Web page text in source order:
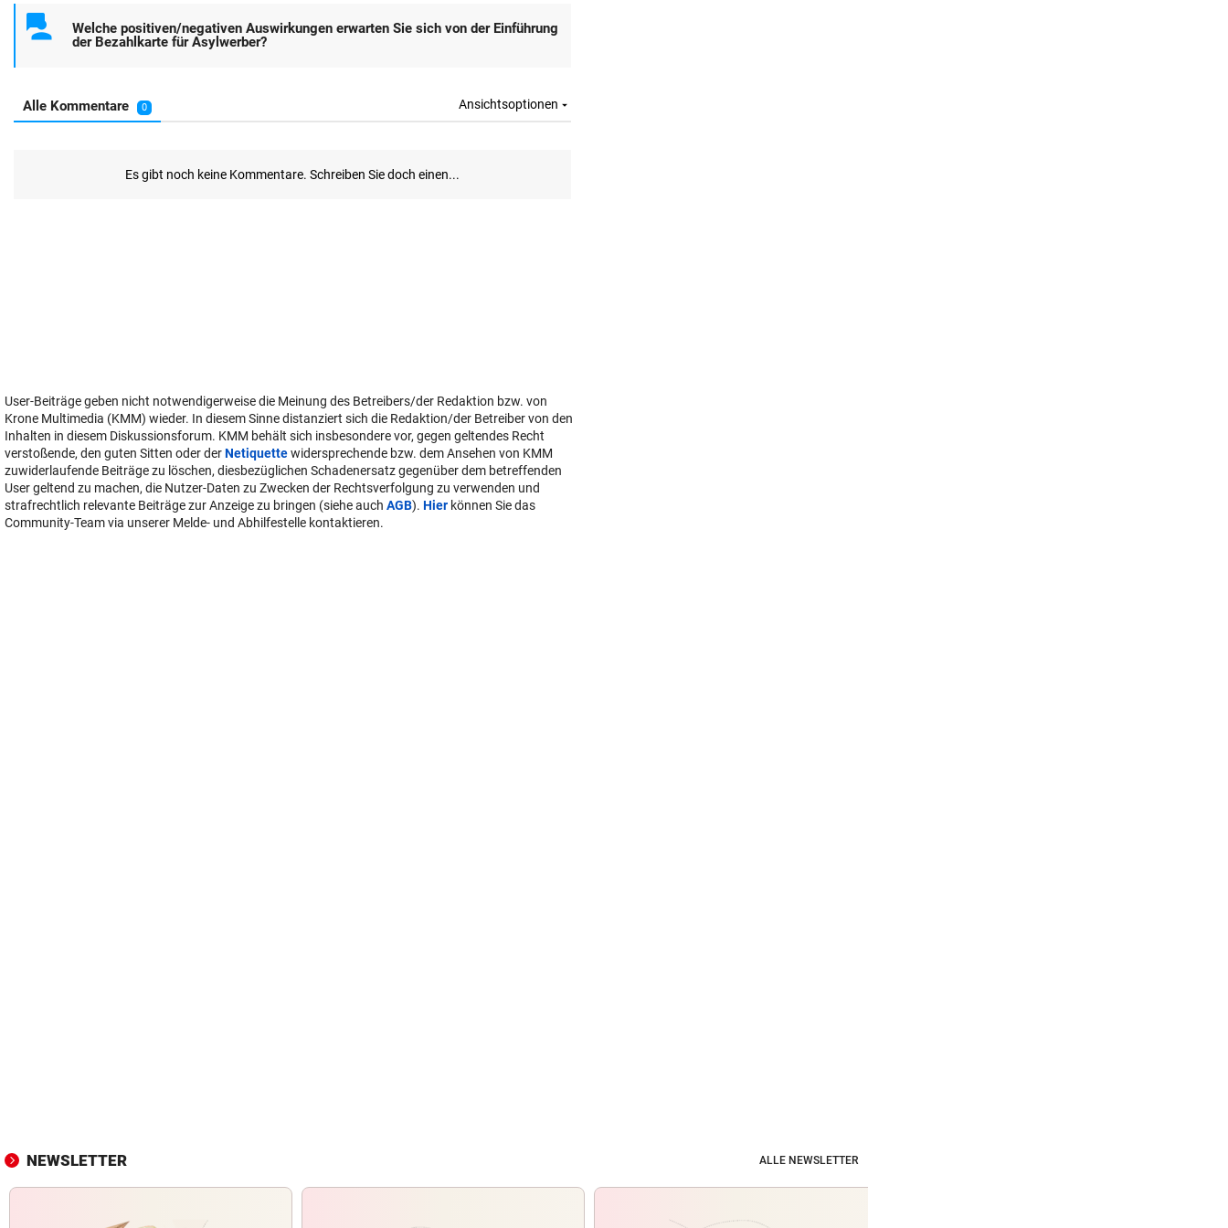
User-Beiträge geben nicht notwendigerweise die Meinung des Betreibers/der Redaktion bzw. von
Krone Multimedia (KMM) wieder. In diesem Sinne distanziert sich die Redaktion/der Betreiber von den
Inhalten in diesem Diskussionsforum. KMM behält sich insbesondere vor, gegen geltendes Recht
verstoßende, den guten Sitten oder derNetiquettewidersprechende bzw. dem Ansehen von KMM
zuwiderlaufende Beiträge zu löschen, diesbezüglichen Schadenersatz gegenüber dem betreffenden
User geltend zu machen, die Nutzer-Daten zu Zwecken der Rechtsverfolgung zu verwenden und
strafrechtlich relevante Beiträge zur Anzeige zu bringen (siehe auch AGB). Hier können Sie das
Community-Team via unserer Melde- und Abhilfestelle kontaktieren.
NEWSLETTER ALLE NEWSLETTER